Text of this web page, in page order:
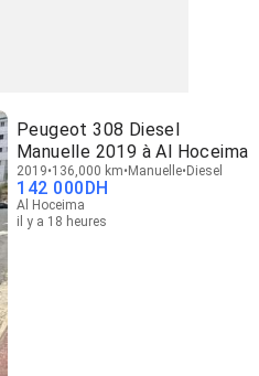
Peugeot 308 Diesel
Manuelle 2019 à Al Hoceima
2019 136,000 km Manuelle Diesel
142 000DH
Al Hoceima
il y a 18 heures